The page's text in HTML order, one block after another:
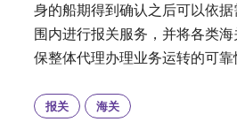
身的船期得到确认之后可以依
围内进行报关服务，并将各类
保整体代理办理业务运转的可靠
报关 海关